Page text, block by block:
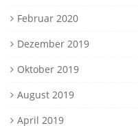
Februar 2020
Dezember 2019
Oktober 2019
August 2019
April 2019